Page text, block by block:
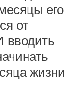
его
от
вводить
жизни